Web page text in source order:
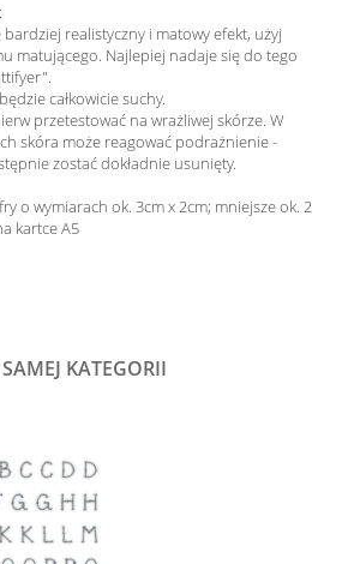
bardziej realistyczny i matowy efekt, użyj
matującego. Najlepiej nadaje się do tego
całkowicie suchy.
przetestować na wrażliwej skórze. W
skóra może reagować podrażnienie -
zostać dokładnie usunięty.
o wymiarach ok. 3cm x 2cm; mniejsze ok. 2
kartce A5
KATEGORII